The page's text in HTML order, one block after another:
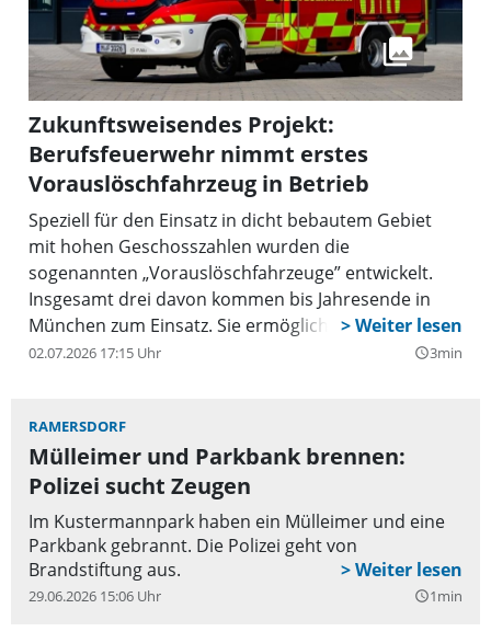
Zukunftsweisendes Projekt:
Berufsfeuerwehr nimmt erstes
Vorauslöschfahrzeug in Betrieb
Speziell für den Einsatz in dicht bebautem Gebiet
mit hohen Geschosszahlen wurden die
sogenannten „Vorauslöschfahrzeuge” entwickelt.
Insgesamt drei davon kommen bis Jahresende in
München zum Einsatz. Sie ermöglichen noch
schnellere Hilfe.
02.07.2026 17:15 Uhr query_builder3min
RAMERSDORF
Mülleimer und Parkbank brennen:
Polizei sucht Zeugen
Im Kustermannpark haben ein Mülleimer und eine
Parkbank gebrannt. Die Polizei geht von
Brandstiftung aus.
29.06.2026 15:06 Uhr query_builder1min